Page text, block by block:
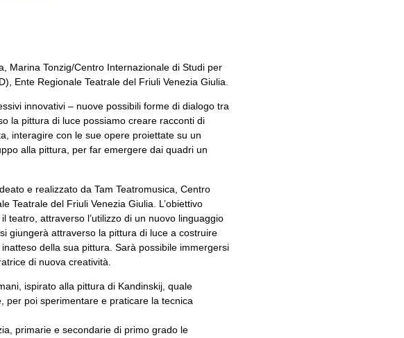
Marina Tonzig/Centro Internazionale di Studi per
Ente Regionale Teatrale del Friuli Venezia Giulia.
innovativi – nuove possibili forme di dialogo tra
la pittura di luce possiamo creare racconti di
interagire con le sue opere proiettate su un
alla pittura, per far emergere dai quadri un
e realizzato da Tam Teatromusica, Centro
Teatrale del Friuli Venezia Giulia. L’obiettivo
teatro, attraverso l’utilizzo di un nuovo linguaggio
giungerà attraverso la pittura di luce a costruire
della sua pittura. Sarà possibile immergersi
di nuova creatività.
ispirato alla pittura di Kandinskij, quale
per poi sperimentare e praticare la tecnica
primarie e secondarie di primo grado le